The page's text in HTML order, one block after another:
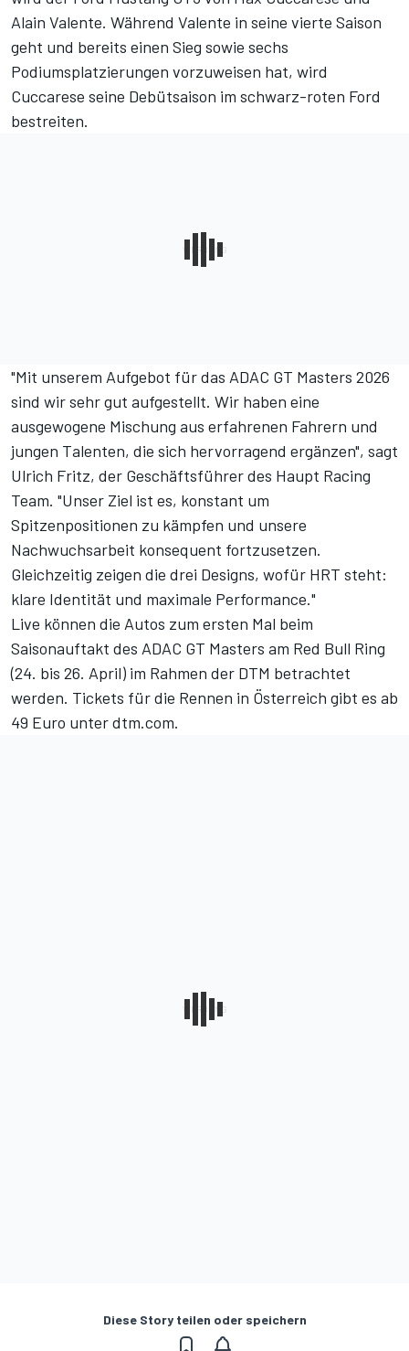
Alain Valente. Während Valente in seine vierte Saison
geht und bereits einen Sieg sowie sechs
Podiumsplatzierungen vorzuweisen hat, wird
Cuccarese seine Debütsaison im schwarz-roten Ford
bestreiten.
"Mit unserem Aufgebot für das ADAC GT Masters 2026
sind wir sehr gut aufgestellt. Wir haben eine
ausgewogene Mischung aus erfahrenen Fahrern und
jungen Talenten, die sich hervorragend ergänzen", sagt
Ulrich Fritz, der Geschäftsführer des Haupt Racing
Team. "Unser Ziel ist es, konstant um
Spitzenpositionen zu kämpfen und unsere
Nachwuchsarbeit konsequent fortzusetzen.
Gleichzeitig zeigen die drei Designs, wofür HRT steht:
klare Identität und maximale Performance."
Live können die Autos zum ersten Mal beim
Saisonauftakt des ADAC GT Masters am Red Bull Ring
(24. bis 26. April) im Rahmen der DTM betrachtet
werden. Tickets für die Rennen in Österreich gibt es ab
49 Euro unter dtm.com.
Diese Story teilen oder speichern